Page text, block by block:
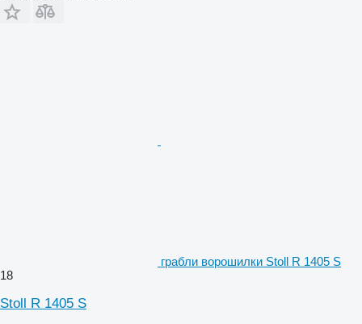
грабли ворошилки Stoll R 1405 S
18
Stoll R 1405 S